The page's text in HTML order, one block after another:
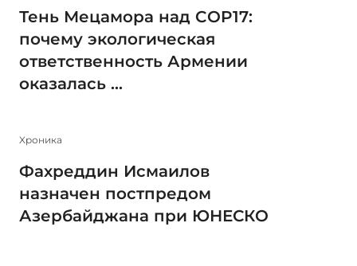
Тень Мецамора над COP17:
почему экологическая
ответственность Армении
оказалась ...
Xроника
Фахреддин Исмаилов
назначен постпредом
Азербайджана при ЮНЕСКО